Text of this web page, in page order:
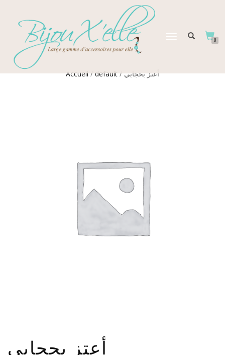
DÉPLIER
0
Accueil/default / أعتز بحجابي
أعتز بحجابي